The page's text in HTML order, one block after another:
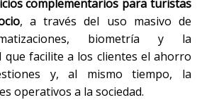
complementarios para turistas
, a través del uso masivo de
biometría y la
que facilite a los clientes el ahorro
y, al mismo tiempo, la
operativos a la sociedad.